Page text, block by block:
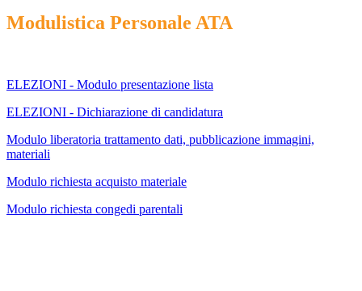
Modulistica Personale ATA
ELEZIONI - Modulo presentazione lista
ELEZIONI - Dichiarazione di candidatura
Modulo liberatoria trattamento dati, pubblicazione immagini,
materiali
Modulo richiesta acquisto materiale
Modulo richiesta congedi parentali